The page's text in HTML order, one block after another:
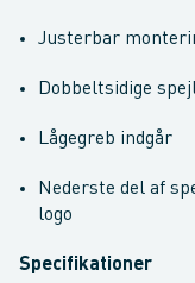
Justerbar
Dobbeltsidige
Lågegreb indgår
Nederste del af
logo
Specifikationer